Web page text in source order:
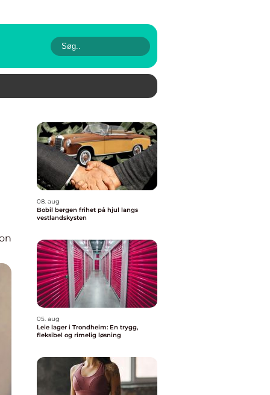
08. aug
Bobil bergen frihet på hjul langs
vestlandskysten
05. aug
Leie lager i Trondheim: En trygg,
fleksibel og rimelig løsning